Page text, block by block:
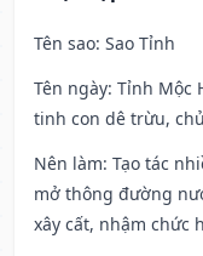
Tên sao: Sao Tỉnh
Tên ngày: Tỉnh Mộc
tinh con dê trừu,
Nên làm: Tạo tác
mở thông đường
xây cất, nhậm chức